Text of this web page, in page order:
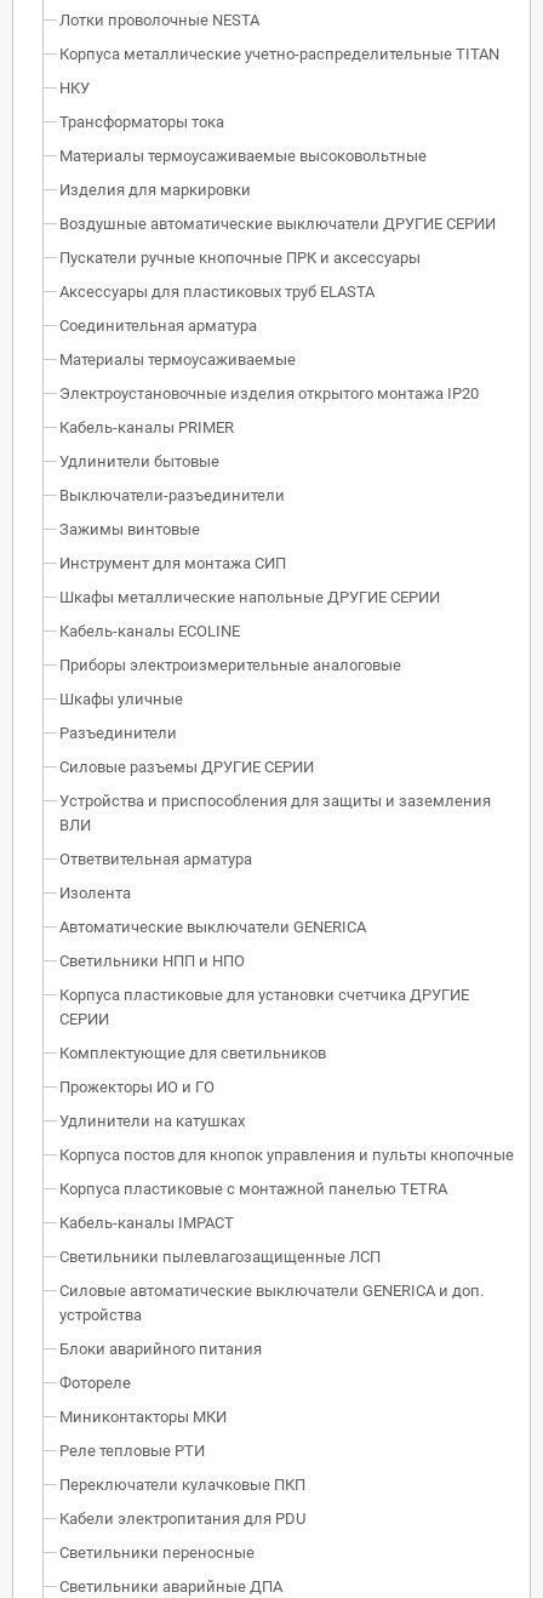
Лотки проволочные NESTA
Корпуса металлические учетно-распределительные TITAN
НКУ
Трансформаторы тока
Материалы термоусаживаемые высоковольтные
Изделия для маркировки
Воздушные автоматические выключатели ДРУГИЕ СЕРИИ
Пускатели ручные кнопочные ПРК и аксессуары
Аксессуары для пластиковых труб ELASTA
Соединительная арматура
Материалы термоусаживаемые
Электроустановочные изделия открытого монтажа IP20
Кабель-каналы PRIMER
Удлинители бытовые
Выключатели-разъединители
Зажимы винтовые
Инструмент для монтажа СИП
Шкафы металлические напольные ДРУГИЕ СЕРИИ
Кабель-каналы ECOLINE
Приборы электроизмерительные аналоговые
Шкафы уличные
Разъединители
Силовые разъемы ДРУГИЕ СЕРИИ
Устройства и приспособления для защиты и заземления
ВЛИ
Ответвительная арматура
Изолента
Автоматические выключатели GENERICA
Светильники НПП и НПО
Корпуса пластиковые для установки счетчика ДРУГИЕ
СЕРИИ
Комплектующие для светильников
Прожекторы ИО и ГО
Удлинители на катушках
Корпуса постов для кнопок управления и пульты кнопочные
Корпуса пластиковые с монтажной панелью TETRA
Кабель-каналы IMPACT
Светильники пылевлагозащищенные ЛСП
Силовые автоматические выключатели GENERICA и доп.
устройства
Блоки аварийного питания
Фотореле
Миниконтакторы МКИ
Реле тепловые РТИ
Переключатели кулачковые ПКП
Кабели электропитания для PDU
Светильники переносные
Светильники аварийные ДПА